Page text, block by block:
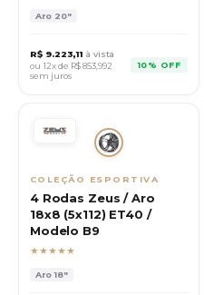
Aro 20"
R$ 9.223,11 à vista
ou 12x de R$853,992
sem juros
10% OFF
COLEÇÃO ESPORTIVA
4 Rodas Zeus / Aro
18x8 (5x112) ET40 /
Modelo B9
★★★★★
Aro18"